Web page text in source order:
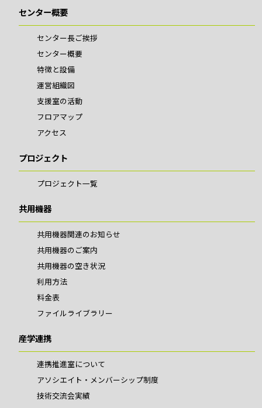
センター概要
センター長ご挨拶
センター概要
特徴と設備
運営組織図
支援室の活動
フロアマップ
アクセス
プロジェクト
プロジェクト一覧
共用機器
共用機器関連のお知らせ
共用機器のご案内
共用機器の空き状況
利用方法
料金表
ファイルライブラリー
産学連携
連携推進室について
アソシエイト・メンバーシップ制度
技術交流会実績